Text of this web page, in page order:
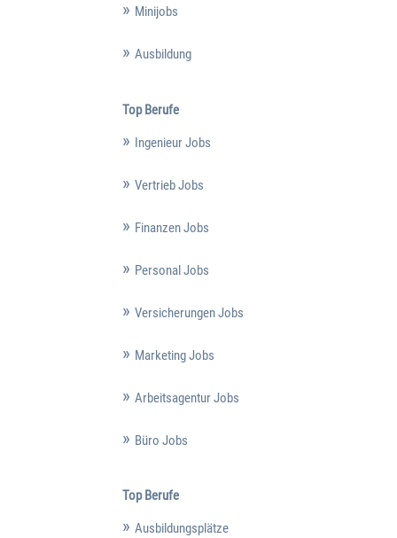
Minijobs
Ausbildung
Top Berufe
Ingenieur Jobs
Vertrieb Jobs
Finanzen Jobs
Personal Jobs
Versicherungen Jobs
Marketing Jobs
Arbeitsagentur Jobs
Büro Jobs
Top Berufe
Ausbildungsplätze